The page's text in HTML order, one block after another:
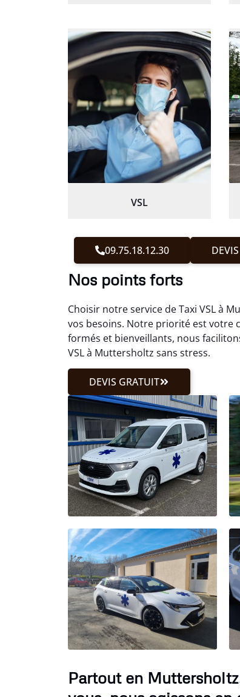
VSL
09.75.18.12.30
Nos points forts
Choisir notre service de Taxi VSL à
vos besoins. Notre priorité est votre
formés et bienveillants, nous
VSL à Muttersholtz sans stress.
DEVIS GRATUIT
Partout en